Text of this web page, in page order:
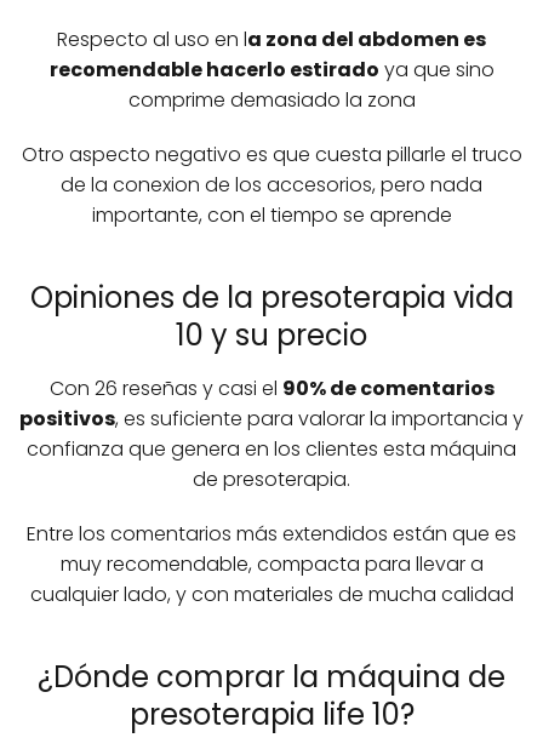
Respecto al uso en la zona del abdomen es
recomendable hacerlo estirado ya que sino
comprime demasiado la zona
Otro aspecto negativo es que cuesta pillarle el truco
de la conexion de los accesorios, pero nada
importante, con el tiempo se aprende
Opiniones de la presoterapia vida
10 y su precio
Con 26 reseñas y casi el 90% de comentarios
positivos, es suficiente para valorar la importancia y
confianza que genera en los clientes esta máquina
de presoterapia.
Entre los comentarios más extendidos están que es
muy recomendable, compacta para llevar a
cualquier lado, y con materiales de mucha calidad
¿Dónde comprar la máquina de
presoterapia life 10?